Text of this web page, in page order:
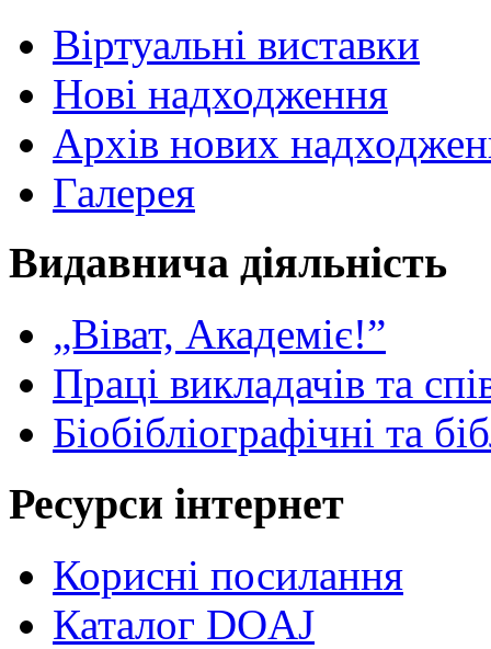
Віртуальні виставки
Нові надходження
Архів нових
Галерея
Видавнича діяльність
„Віват, Академіє!”
Праці викладачів та
Біобібліографічні та
Ресурси інтернет
Корисні посилання
Каталог DOAJ